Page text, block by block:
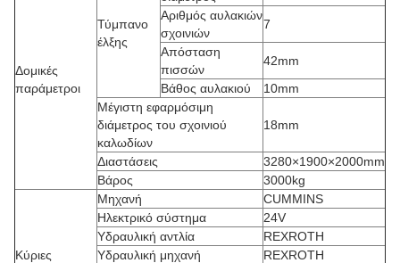
Δομικές
παράμετροι
Τύμπανο
έλξης
Αριθμός αυλακιών
σχοινιών
7
Απόσταση
πισσών
42mm
Βάθος αυλακιού
10mm
Μέγιστη εφαρμόσιμη
διάμετρος του σχοινιού
καλωδίων
18mm
Διαστάσεις
3280×1900×2000mm
Βάρος
3000kg
Κύριες
Μηχανή
CUMMINS
Ηλεκτρικό σύστημα
24V
Υδραυλική αντλία
REXROTH
Υδραυλική μηχανή
REXROTH